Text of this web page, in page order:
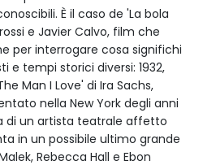
È il caso de 'La bola
e Javier Calvo, film che
per interrogare cosa significhi
e tempi storici diversi: 1932,
Man I Love' di Ira Sachs,
nella New York degli anni
di un artista teatrale affetto
in un possibile ultimo grande
Rebecca Hall e Ebon